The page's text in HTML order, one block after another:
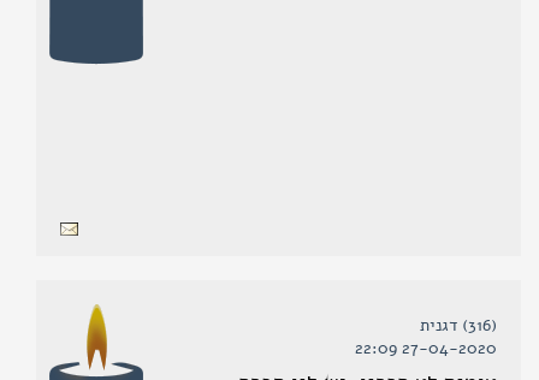
(316) דגנית
27-04-2020 22:09